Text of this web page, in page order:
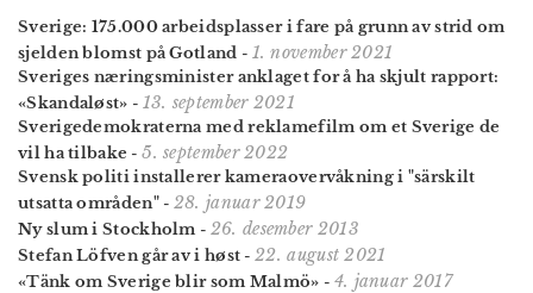
Sverige: 175.000 arbeidsplasser i fare på grunn av strid om
sjelden blomst på Gotland - 1. november 2021
Sveriges næringsminister anklaget for å ha skjult rapport:
«Skandaløst» - 13. september 2021
Sverige­demokraterna med reklame­film om et Sverige de
vil ha tilbake -5. september 2022
Svensk politi installerer kameraovervåkning i "särskilt
utsatta områden"- 28. januar 2019
Ny slum i Stockholm - 26. desember 2013
Stefan Löfven går av i høst -22. august 2021
«Tänk om Sverige blir som Malmö» - 4. januar 2017